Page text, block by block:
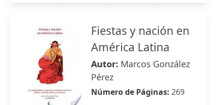
Fiestas y nación en
América Latina
Autor: Marcos González
Pérez
Número de Páginas: 269